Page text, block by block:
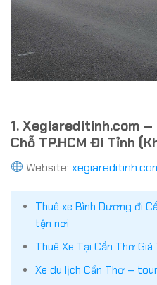
1. Xegiareditinh.com –
Chỗ TP.HCM Đi Tỉnh
Website:
Thuê xe Bình Dương đi
tận nơi
Thuê Xe Tại Cần Thơ
Xe du lịch Cần Thơ –